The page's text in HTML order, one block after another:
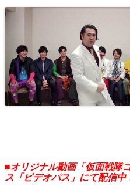
■オリジナル動画「仮面戦隊
ス「ビデオパス」にて配信中